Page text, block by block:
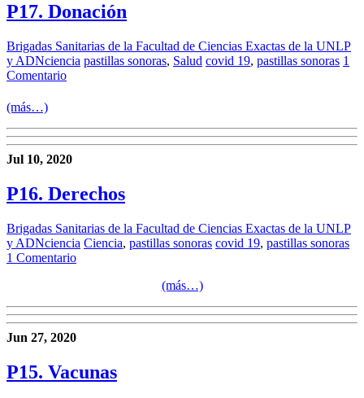
P17. Donación
Brigadas Sanitarias de la Facultad de Ciencias Exactas de la UNLP
y ADNciencia pastillas sonoras, Salud covid 19, pastillas sonoras 1
Comentario
(más…)
Jul 10, 2020
P16. Derechos
Brigadas Sanitarias de la Facultad de Ciencias Exactas de la UNLP
y ADNciencia Ciencia, pastillas sonoras covid 19, pastillas sonoras
1 Comentario
(más…)
Jun 27, 2020
P15. Vacunas